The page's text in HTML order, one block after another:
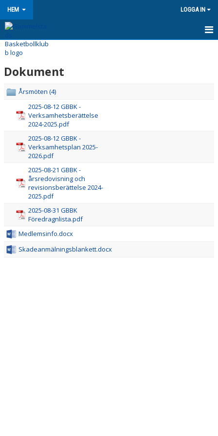
HEM LOGGA IN
HEM
NYHETER
KONTAKT
OM KLUBBEN
KALENDER
BILDGALLERI
DOKUMENT
VÅRA LAG/TRÄNARE
MATCHER
Dokument
Årsmöten (4)
2025-08-12 GBBK -
Verksamhetsberättelse
2024-2025.pdf
2025-08-12 GBBK -
Verksamhetsplan 2025-
2026.pdf
2025-08-21 GBBK -
årsredovisning och
revisionsberättelse 2024-
2025.pdf
2025-08-31 GBBK
Föredragnlista.pdf
Medlemsinfo.docx
Skadeanmälningsblankett.docx